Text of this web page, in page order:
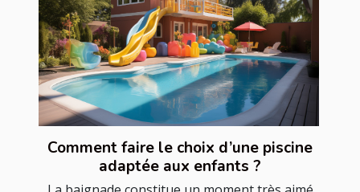
Comment faire le choix d’une piscine
adaptée aux enfants ?